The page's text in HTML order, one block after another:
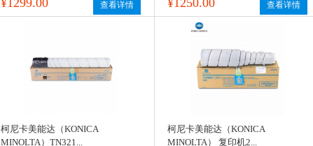
¥1299.00 查看详情 ¥1250.00 查看详情
柯尼卡美能达（KONICA
MINOLTA）TN321...
柯尼卡美能达（KONICA
MINOLTA） 复印机2...